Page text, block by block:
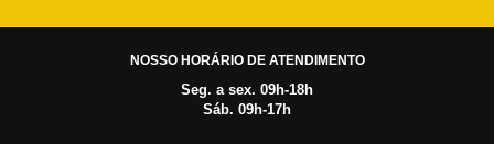
NOSSO HORÁRIO DE ATENDIMENTO
Seg. a sex. 09h-18h
Sáb. 09h-17h